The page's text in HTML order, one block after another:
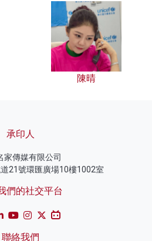
陳晴
承印人
家傳媒有限公司
21號環匯廣場10樓1002室
們的社交平台
聯絡我們